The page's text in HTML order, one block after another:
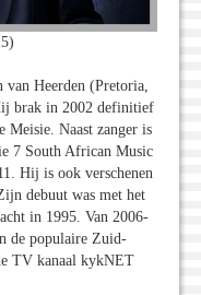
van Heerden (Pretoria,
brak in 2002 definitief
Meisie. Naast zanger is
7 South African Music
Hij is ook verschenen
debuut was met het
in 1995. Van 2006-
de populaire Zuid-
TV kanaal kykNET